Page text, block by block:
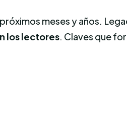
meses y años.
los lectores. Claves que